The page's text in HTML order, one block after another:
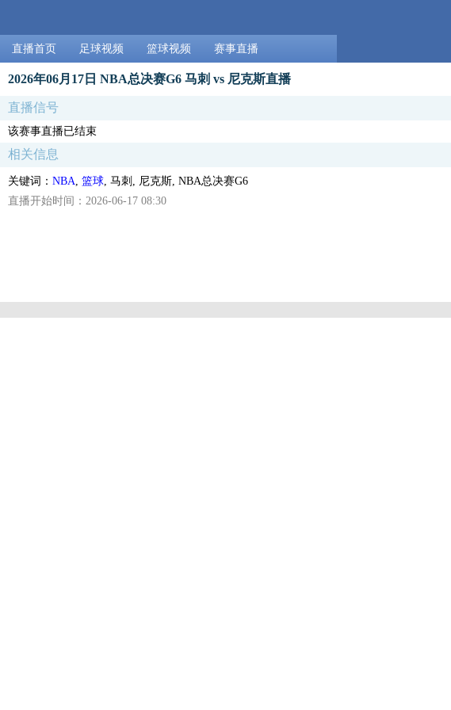
直播首页 足球视频 篮球视频 赛事直播
2026年06月17日 NBA总决赛G6 马刺 vs 尼克斯直播
直播信号
该赛事直播已结束
相关信息
关键词： NBA 篮球 , 马刺, 尼克斯, NBA总决赛G6
直播开始时间：2026-06-17 08:30